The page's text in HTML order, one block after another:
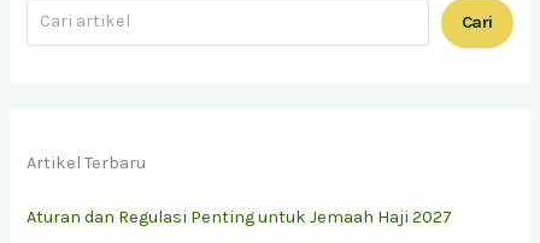
Cari
Artikel Terbaru
Aturan dan Regulasi Penting untuk Jemaah Haji 2027